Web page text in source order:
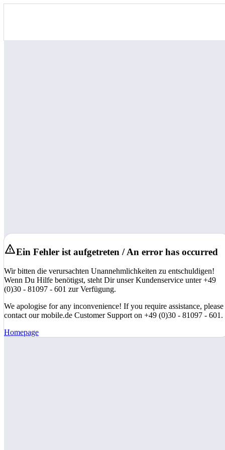
Ein Fehler ist aufgetreten / An error has occurred
Wir bitten die verursachten Unannehmlichkeiten zu entschuldigen!
Wenn Du Hilfe benötigst, steht Dir unser Kundenservice unter +49
(0)30 - 81097 - 601 zur Verfügung.
We apologise for any inconvenience! If you require assistance, please
contact our mobile.de Customer Support on +49 (0)30 - 81097 - 601.
Homepage